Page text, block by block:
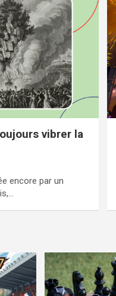
vibrer la
encore par un